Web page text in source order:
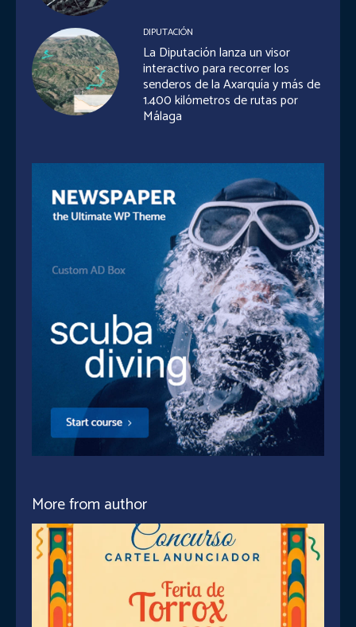
DIPUTACIÓN
La Diputación lanza un visor
interactivo para recorrer los
senderos de la Axarquía y más de
1.400 kilómetros de rutas por
Málaga
More from author